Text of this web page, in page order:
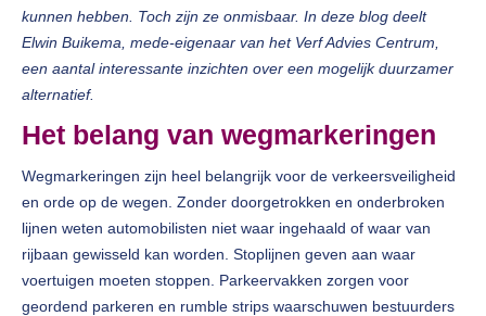
kunnen hebben. Toch zijn ze onmisbaar. In deze blog deelt
Elwin Buikema, mede-eigenaar van het Verf Advies Centrum,
een aantal interessante inzichten over een mogelijk duurzamer
alternatief.
Het belang van wegmarkeringen
Wegmarkeringen zijn heel belangrijk voor de verkeersveiligheid
en orde op de wegen. Zonder doorgetrokken en onderbroken
lijnen weten automobilisten niet waar ingehaald of waar van
rijbaan gewisseld kan worden. Stoplijnen geven aan waar
voertuigen moeten stoppen. Parkeervakken zorgen voor
geordend parkeren en rumble strips waarschuwen bestuurders